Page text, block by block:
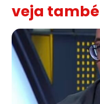
veja
Solidariedade ao